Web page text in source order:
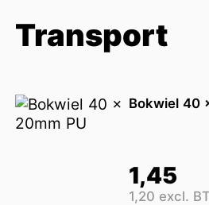
Transport
Bokwiel 40
1,45
1,20 excl.